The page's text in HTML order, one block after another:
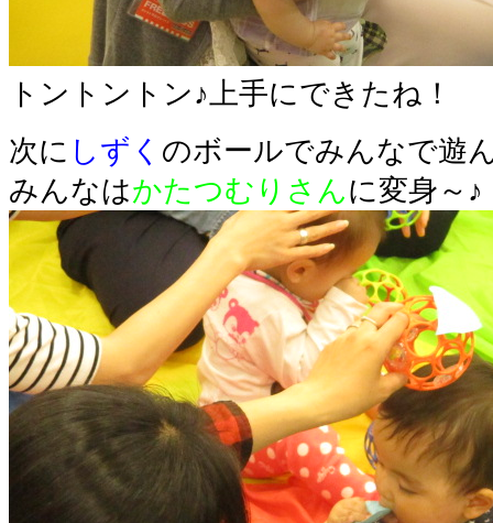
トントントン♪上手にできたね！
次に しずく のボールでみんなで遊
みんなはかたつむりさんに変身～♪